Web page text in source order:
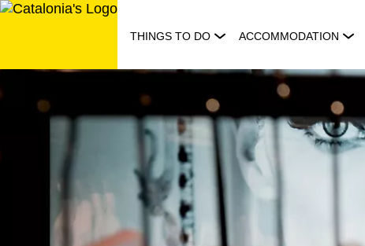
Skip
THINGS TO DO ACCOMMODATION